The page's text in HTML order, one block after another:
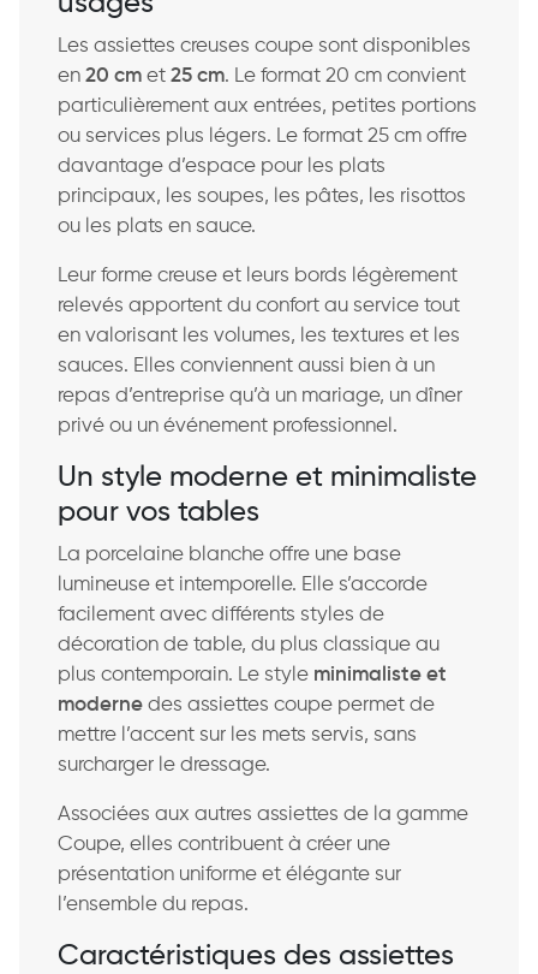
Les assiettes creuses coupe sont disponibles
en 20 cm et 25 cm. Le format 20 cm convient
particulièrement aux entrées, petites portions
ou services plus légers. Le format 25 cm offre
davantage d’espace pour les plats
principaux, les soupes, les pâtes, les risottos
ou les plats en sauce.
Leur forme creuse et leurs bords légèrement
relevés apportent du confort au service tout
en valorisant les volumes, les textures et les
sauces. Elles conviennent aussi bien à un
repas d’entreprise qu’à un mariage, un dîner
privé ou un événement professionnel.
Un style moderne et minimaliste
pour vos tables
La porcelaine blanche offre une base
lumineuse et intemporelle. Elle s’accorde
facilement avec différents styles de
décoration de table, du plus classique au
plus contemporain. Le style minimaliste et
moderne des assiettes coupe permet de
mettre l’accent sur les mets servis, sans
surcharger le dressage.
Associées aux autres assiettes de la gamme
Coupe, elles contribuent à créer une
présentation uniforme et élégante sur
l’ensemble du repas.
Caractéristiques des assiettes